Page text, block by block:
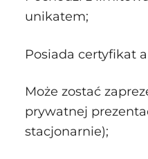
unikatem;
Posiada certyfikat
Może zostać
prywatnej
stacjonarnie);